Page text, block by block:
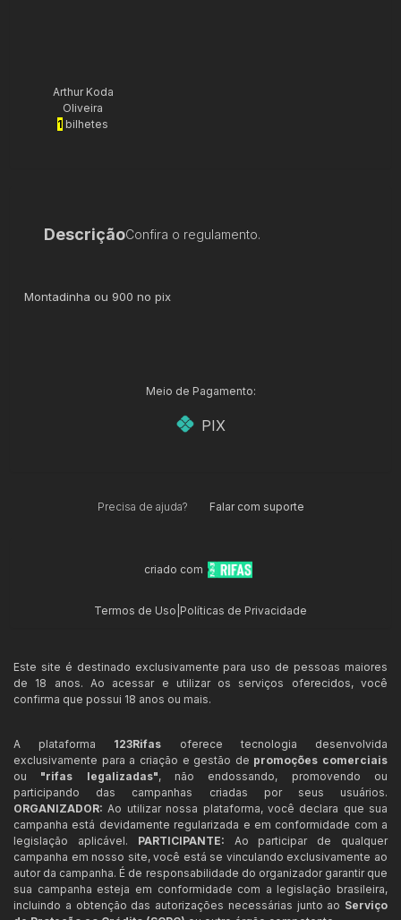
Arthur Koda
Oliveira
1 bilhetes
DescriçãoConfira o regulamento.
Montadinha ou 900 no pix
Meio de Pagamento:
PIX
Precisa de ajuda? Falar com suporte
criado com
Termos de Uso Políticas de Privacidade
Este site é destinado exclusivamente para uso de pessoas maiores
de 18 anos. Ao acessar e utilizar os serviços oferecidos, você
confirma que possui 18 anos ou mais.
A plataforma 123Rifas oferece tecnologia desenvolvida
exclusivamente para a criação e gestão de promoções comerciais
ou "rifas legalizadas", não endossando, promovendo ou
participando das campanhas criadas por seus usuários.
ORGANIZADOR: Ao utilizar nossa plataforma, você declara que sua
campanha está devidamente regularizada e em conformidade com a
legislação aplicável. PARTICIPANTE: Ao participar de qualquer
campanha em nosso site, você está se vinculando exclusivamente ao
autor da campanha. É de responsabilidade do organizador garantir que
sua campanha esteja em conformidade com a legislação brasileira,
incluindo a obtenção das autorizações necessárias junto ao Serviço